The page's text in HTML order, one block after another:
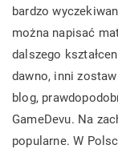
bardzo
można napisać
dalszego
dawno, inni
blog,
GameDevu. Na
popularne. W